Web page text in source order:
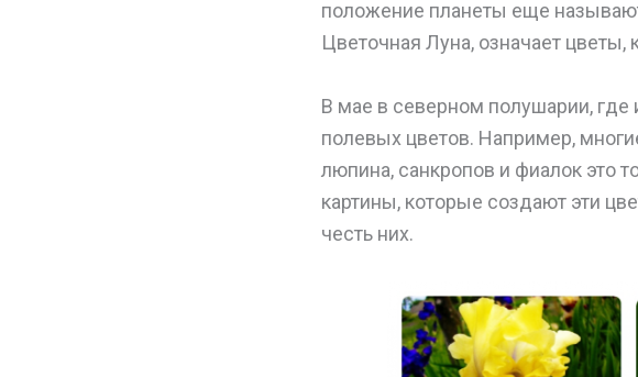
положение планеты еще
Цветочная Луна, означает цветы,
В мае в северном полушарии,
полевых цветов. Например,
люпина, санкропов и фиалок это
картины, которые создают эти
честь них.